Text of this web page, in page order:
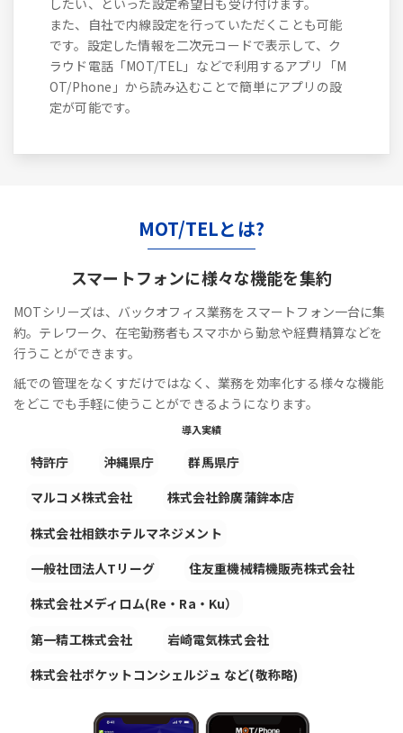
また、自社で内線設定を行っていただくことも可能
です。設定した情報を二次元コードで表示して、ク
ラウド電話「MOT/TEL」などで利用するアプリ「M
OT/Phone」から読み込むことで簡単にアプリの設
定が可能です。
MOT/TELとは?
スマートフォンに様々な機能を集約
MOTシリーズは、バックオフィス業務をスマートフォン一台に集
約。テレワーク、在宅勤務者もスマホから勤怠や経費精算などを
行うことができます。
紙での管理をなくすだけではなく、業務を効率化する様々な機能
をどこでも手軽に使うことができるようになります。
導入実績
特許庁 沖縄県庁
群馬県庁
マルコメ株式会社
株式会社鈴廣蒲鉾本店
株式会社相鉄ホテルマネジメント
一般社団法人Tリーグ
住友重機械精機販売株式会社
株式会社メディロム(Re・Ra・Ku）
第一精工株式会社
岩崎電気株式会社
株式会社ポケットコンシェルジュ など(敬称略)